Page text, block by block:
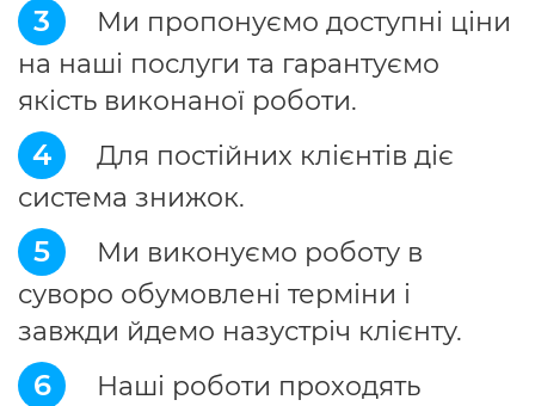
3
Ми пропонуємо доступні ціни
на наші послуги та гарантуємо
якість виконаної роботи.
4
Для постійних клієнтів діє
система знижок.
5
Ми виконуємо роботу в
суворо обумовлені терміни і
завжди йдемо назустріч клієнту.
6 Наші роботи проходять